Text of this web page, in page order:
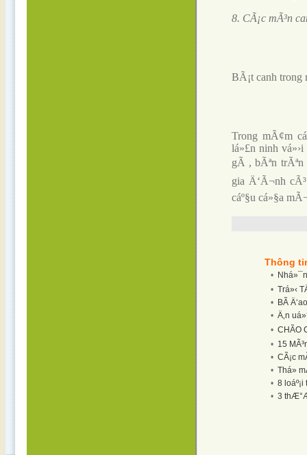
8. CÃ¡c mÃ³n
BÃ¡t canh
Trong mÃ¢m
lá»£n ninh vá»›i
gÃ , bÃªn
gia Ä‘Ã¬nh
cáº§u cá»§a
Thông
•
• Trá»‹
• BÃ­
• Ä‚n
• CHÃO
• 15
• CÃ¡c
• Thá»­
• 8
• 3